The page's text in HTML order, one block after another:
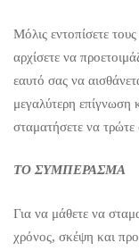
Μόλις εντοπίσετε
αρχίσετε να
εαυτό σας να
μεγαλύτερη επίγνωση
σταματήσετε να τρώτε
ΤΟ ΣΥΜΠΕΡΑΣΜΑ
Για να μάθετε να
χρόνος, σκέψη και